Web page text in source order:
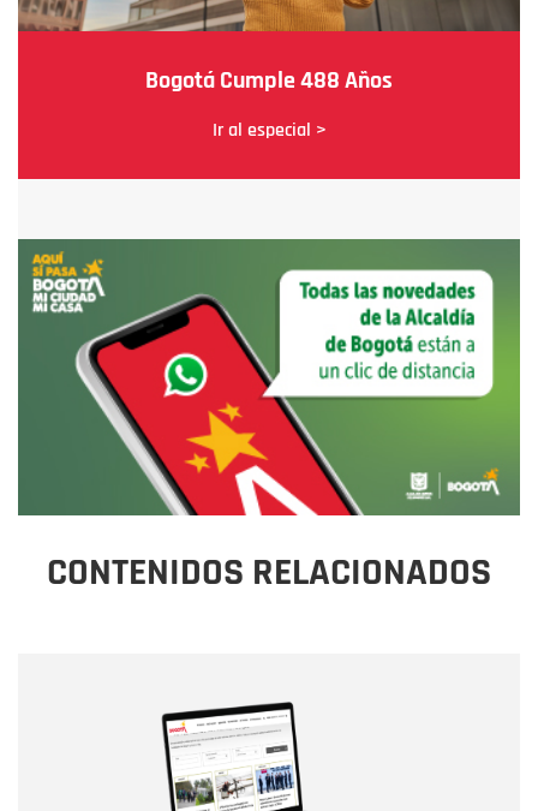
Bogotá Cumple 488 Años
Ir al especial >
CONTENIDOS RELACIONADOS
Correo electrónico